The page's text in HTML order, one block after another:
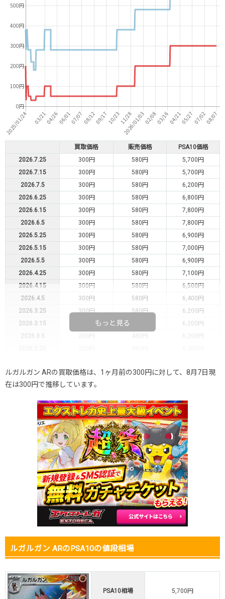
買取価格 販売価格
PSA10価格
2026.7.25
300円 580円
5,700円
2026.7.15
300円 580円
5,700円
2026.7.5
300円 580円
6,200円
2026.6.25
300円 580円
6,800円
2026.6.15
300円 580円
7,800円
2026.6.5
300円 580円
7,800円
2026.5.25
300円 580円
6,900円
2026.5.15
300円 580円
7,000円
2026.5.5
300円 580円
6,900円
2026.4.25
300円 580円
7,100円
2026.4.15
300円 580円
6,500円
2026.4.5
300円 580円
6,400円
2026.3.25
300円 580円
6,200円
2026.3.15
6,200円
2026.3.5
200円 480円
6,200円
2026.2.5
200円 480円
6,000円
2026.1.25
200円
2026.1.5
200円 480円
2025.12.25
200円 480円
5,900円
2025.12.15
200円 480円
6,000円
2025.12.5
100円 380円
6,500円
2025.11.25
100円 380円
6,500円
2025.11.15
100円 380円
5,600円
2025.11.5
100円 380円
5,600円
2025.10.25
100円 380円
5,900円
50円 280円
5,200円
200円 380円
もっと見る
ルガルガン ARの買取価格は、1ヶ月前の300円に対して、8月7日現
在は300円で推移しています。
ルガルガン ARのPSA10の値段相場
PSA10相場 5,700円